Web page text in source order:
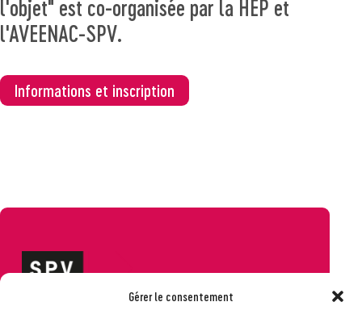
Gérer le consentement
l'objet" est co-organisée par la HEP et
l'AVEENAC-SPV.
Informations et inscription